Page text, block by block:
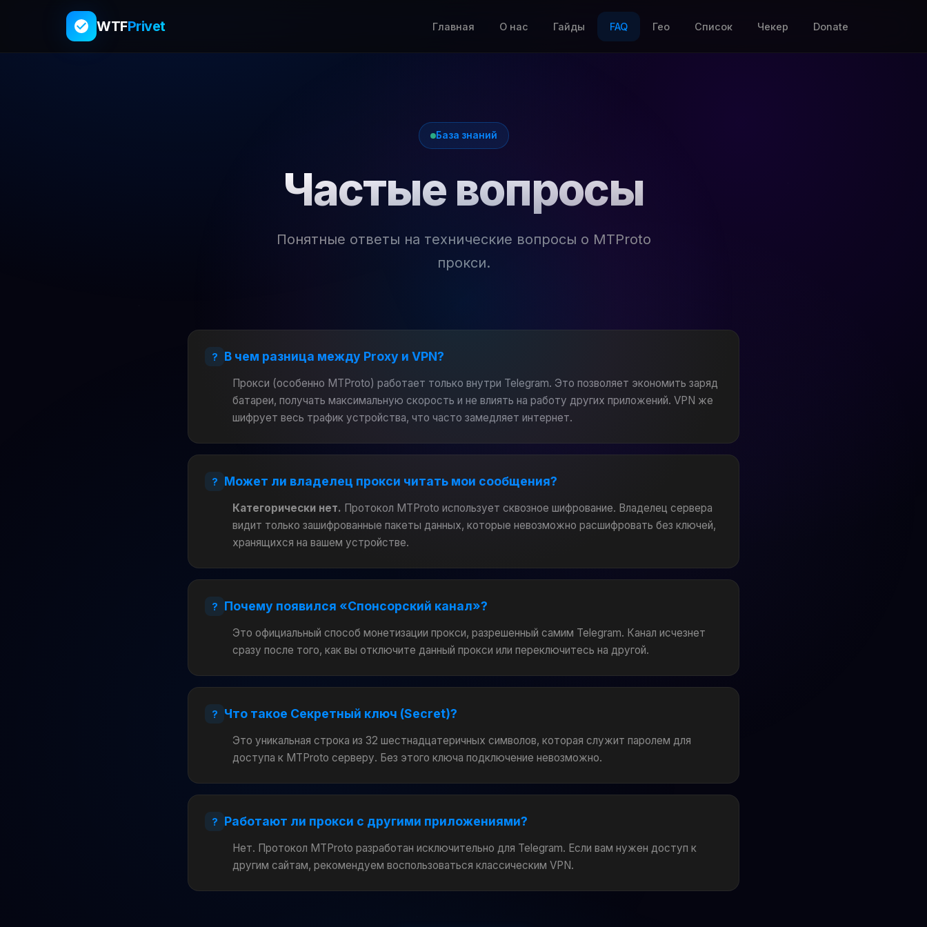
WTFPrivet Главная О нас Гайды FAQ Гео Список Чекер Donate
База знаний
Частые вопросы
Понятные ответы на технические вопросы о MTProto
прокси.
В чем разница между Proxy и VPN?
Прокси (особенно MTProto) работает только внутри Telegram. Это позволяет экономить заряд
батареи, получать максимальную скорость и не влиять на работу других приложений. VPN же
шифрует весь трафик устройства, что часто замедляет интернет.
Может ли владелец прокси читать мои сообщения?
Категорически нет. Протокол MTProto использует сквозное шифрование. Владелец сервера
видит только зашифрованные пакеты данных, которые невозможно расшифровать без ключей,
хранящихся на вашем устройстве.
Почему появился «Спонсорский канал»?
Это официальный способ монетизации прокси, разрешенный самим Telegram. Канал исчезнет
сразу после того, как вы отключите данный прокси или переключитесь на другой.
Что такое Секретный ключ (Secret)?
Это уникальная строка из 32 шестнадцатеричных символов, которая служит паролем для
доступа к MTProto серверу. Без этого ключа подключение невозможно.
Работают ли прокси с другими приложениями?
Нет. Протокол MTProto разработан исключительно для Telegram. Если вам нужен доступ к
другим сайтам, рекомендуем воспользоваться классическим VPN.